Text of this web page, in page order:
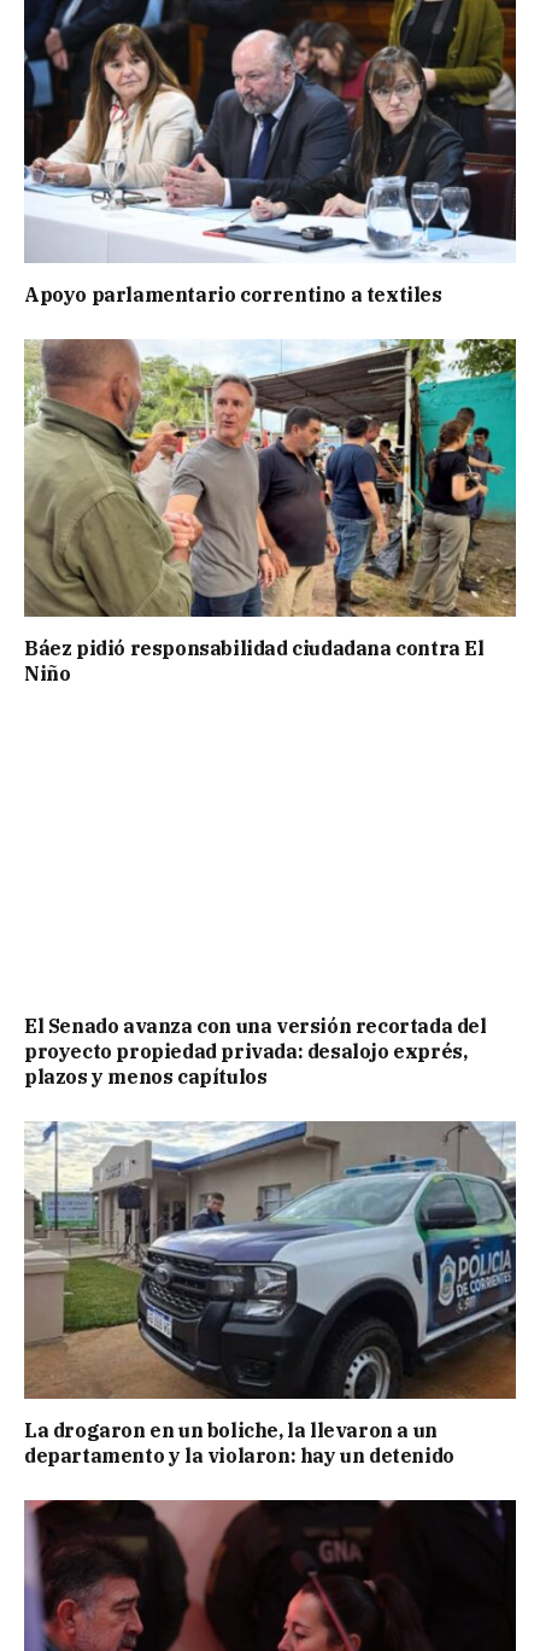
Apoyo parlamentario correntino a textiles
Báez pidió responsabilidad ciudadana contra El
Niño
El Senado avanza con una versión recortada del
proyecto propiedad privada: desalojo exprés,
plazos y menos capítulos
La drogaron en un boliche, la llevaron a un
departamento y la violaron: hay un detenido